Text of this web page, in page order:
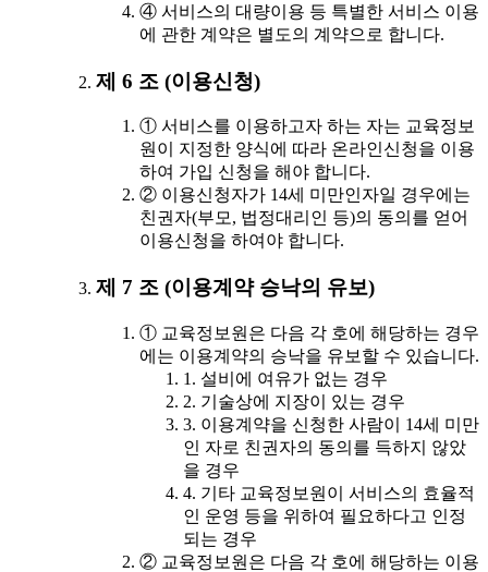
④ 서비스의 대량이용 등 특별한 서비스 이용
에 관한 계약은 별도의 계약으로 합니다.
제 6 조 (이용신청)
① 서비스를 이용하고자 하는 자는 교육정보
원이 지정한 양식에 따라 온라인신청을 이용
하여 가입 신청을 해야 합니다.
② 이용신청자가 14세 미만인자일 경우에는
친권자(부모, 법정대리인 등)의 동의를 얻어
이용신청을 하여야 합니다.
제 7 조 (이용계약 승낙의 유보)
① 교육정보원은 다음 각 호에 해당하는 경우
에는 이용계약의 승낙을 유보할 수 있습니다.
1. 설비에 여유가 없는 경우
2. 기술상에 지장이 있는 경우
3. 이용계약을 신청한 사람이 14세 미만
인 자로 친권자의 동의를 득하지 않았
을 경우
4. 기타 교육정보원이 서비스의 효율적
인 운영 등을 위하여 필요하다고 인정
되는 경우
② 교육정보원은 다음 각 호에 해당하는 이용